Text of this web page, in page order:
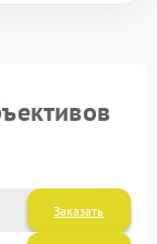
Заказать